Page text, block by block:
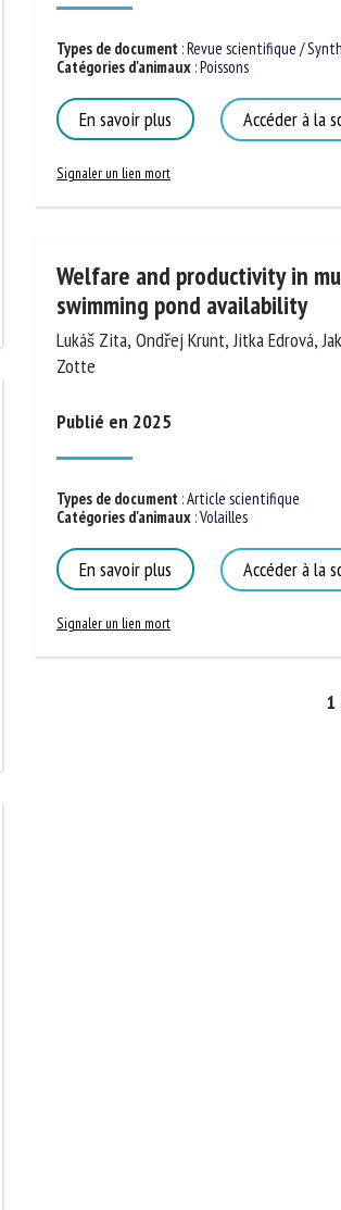
Types de document: Revue scientifique /
Catégories d'animaux: Poissons
En savoir plus Accéder à la
Signaler un lien mort
Welfare and productivity in
swimming pond availability
Lukáš Zita, Ondřej Krunt, Jitka Edrová,
Dalle Zotte
Publié en 2025
Types de document: Article scientifique
Catégories d'animaux: Volailles
En savoir plus Accéder à la
Signaler un lien mort
2